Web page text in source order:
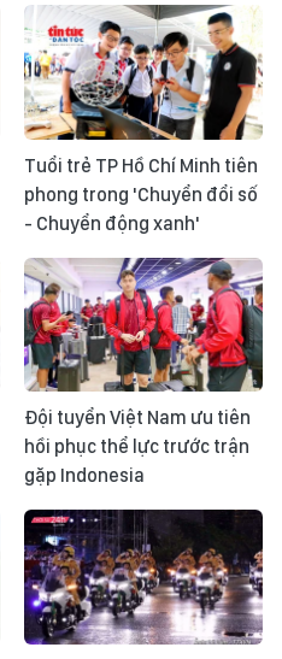
Tuổi trẻ TP Hồ Chí Minh tiên
phong trong 'Chuyển đổi số
- Chuyển động xanh'
Đội tuyển Việt Nam ưu tiên
hồi phục thể lực trước trận
gặp Indonesia